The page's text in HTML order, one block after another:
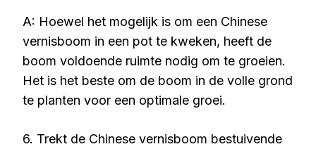
A: Hoewel het mogelijk is om een Chinese
vernisboom in een pot te kweken, heeft de
boom voldoende ruimte nodig om te groeien.
Het is het beste om de boom in de volle grond
te planten voor een optimale groei.
6. Trekt de Chinese vernisboom bestuivende